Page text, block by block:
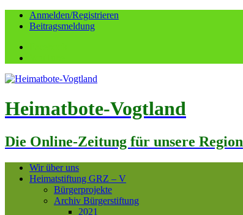
Anmelden/Registrieren
Beitragsmeldung
Heimatbote-Vogtland
Die Online-Zeitung für unsere Region
Wir über uns
Heimatstiftung GRZ – V
Bürgerprojekte
Archiv Bürgerstiftung
2021